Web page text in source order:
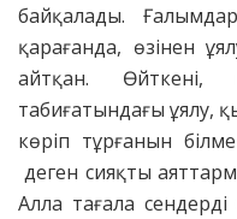
байқалады.
қарағанда, өзінен
айтқан.
табиғатындағы ұялу,
көріп тұрғанын
деген сияқты
Алла тағала